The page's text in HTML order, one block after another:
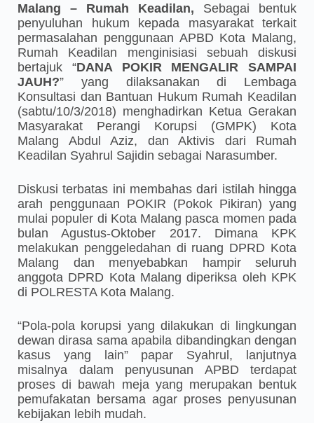
Malang – Rumah Keadilan, Sebagai bentuk
penyuluhan hukum kepada masyarakat terkait
permasalahan penggunaan APBD Kota Malang,
Rumah Keadilan menginisiasi sebuah diskusi
bertajuk “DANA POKIR MENGALIR SAMPAI
JAUH?” yang dilaksanakan di Lembaga
Konsultasi dan Bantuan Hukum Rumah Keadilan
(sabtu/10/3/2018) menghadirkan Ketua Gerakan
Masyarakat Perangi Korupsi (GMPK) Kota
Malang Abdul Aziz, dan Aktivis dari Rumah
Keadilan Syahrul Sajidin sebagai Narasumber.
Diskusi terbatas ini membahas dari istilah hingga
arah penggunaan POKIR (Pokok Pikiran) yang
mulai populer di Kota Malang pasca momen pada
bulan Agustus-Oktober 2017. Dimana KPK
melakukan penggeledahan di ruang DPRD Kota
Malang dan menyebabkan hampir seluruh
anggota DPRD Kota Malang diperiksa oleh KPK
di POLRESTA Kota Malang.
“Pola-pola korupsi yang dilakukan di lingkungan
dewan dirasa sama apabila dibandingkan dengan
kasus yang lain” papar Syahrul, lanjutnya
misalnya dalam penyusunan APBD terdapat
proses di bawah meja yang merupakan bentuk
pemufakatan bersama agar proses penyusunan
kebijakan lebih mudah.